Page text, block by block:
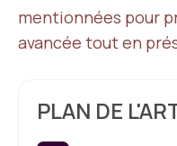
mentionnées pour
avancée tout en
PLAN DE